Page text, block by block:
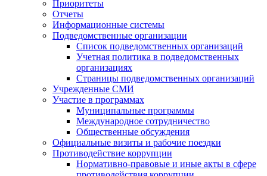
Приоритеты
Отчеты
Информационные системы
Подведомственные организации
Список подведомственных организаций
Учетная политика в подведомственных
организациях
Страницы подведомственных организаций
Учрежденные СМИ
Участие в программах
Муниципальные программы
Международное сотрудничество
Общественные обсуждения
Официальные визиты и рабочие поездки
Противодействие коррупции
Нормативно-правовые и иные акты в сфере